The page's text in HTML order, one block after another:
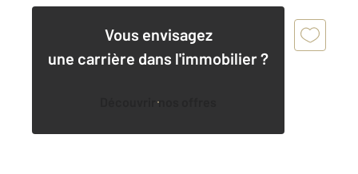
Vous envisagez
une carrière dans l'immobilier ?
Découvrir nos offres